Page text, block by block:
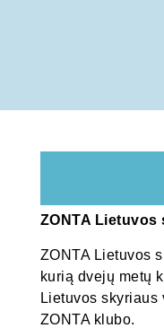
ZONTA Lietuvos
ZONTA Lietuvos
kurią dvejų metų
Lietuvos
ZONTA klubo.